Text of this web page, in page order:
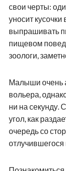
свои черты:
уносит
выпрашивать
пищевом
зоологи,
Малыши очень
вольера,
ни на секунду.
угол, как
очередь со